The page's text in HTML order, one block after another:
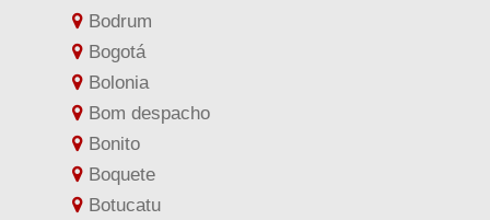
Bodrum
Bogotá
Bolonia
Bom despacho
Bonito
Boquete
Botucatu